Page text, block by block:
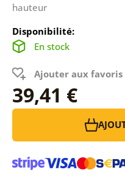
hauteur
Disponibilité:
En stock
Ajouter aux favoris
39,41 €